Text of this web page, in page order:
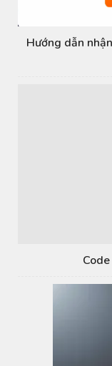
Hướng dẫn